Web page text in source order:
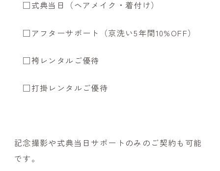
□式典当日（ヘアメイク・着付け）
□アフターサポート（京洗い5年間10%OFF）
□袴レンタルご優待
□打掛レンタルご優待
記念撮影や式典当日サポートのみのご契約も可能
です。